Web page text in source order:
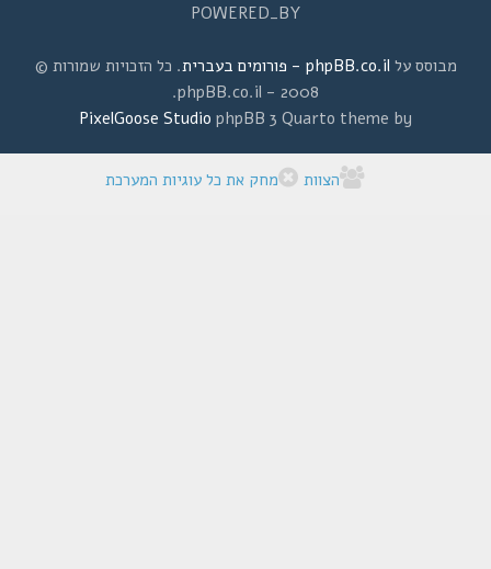
POWERED_BY
מבוסס עלphpBB.co.il - פורומים בעברית
. כל הזכויות שמורות ©
2008 - phpBB.co.il.
phpBB 3 Quarto theme by
PixelGoose Studio
הצוות מחק את כל עוגיות המערכת